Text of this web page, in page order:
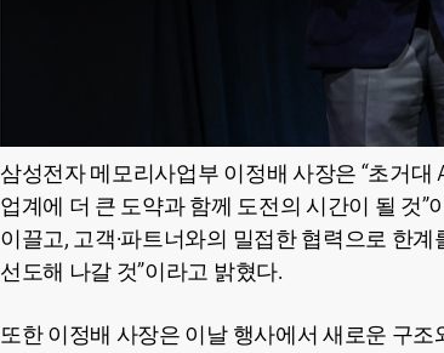
삼성전자 메모리사업부 이정배 사장은 “초거
업계에 더 큰 도약과 함께 도전의 시간이 될 것
이끌고, 고객·파트너와의 밀접한 협력으로 한
선도해 나갈 것”이라고 밝혔다.
또한 이정배 사장은 이날 행사에서 새로운 구